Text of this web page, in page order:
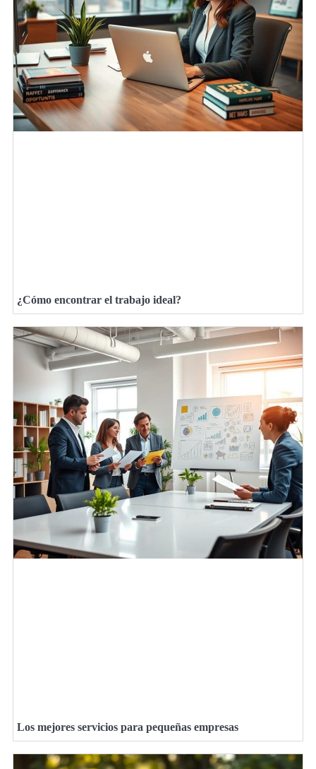
¿Cómo encontrar el trabajo ideal?
Los mejores servicios para pequeñas empresas